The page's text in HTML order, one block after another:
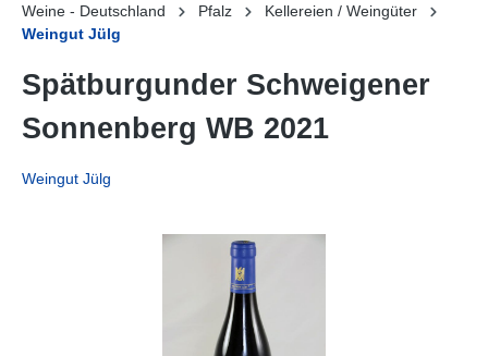
Weine - Deutschland Pfalz
Kellereien / Weingüter
Weingut Jülg
Spätburgunder Schweigener
Sonnenberg WB 2021
Weingut Jülg